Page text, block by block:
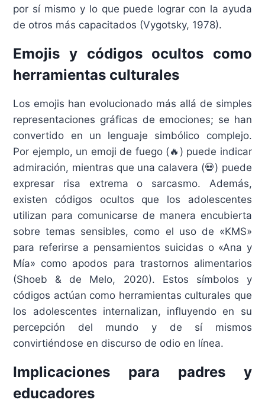
por sí mismo y lo que puede lograr con la ayuda
de otros más capacitados (Vygotsky, 1978).​
Emojis y códigos ocultos como
herramientas culturales
Los emojis han evolucionado más allá de simples
representaciones gráficas de emociones; se han
convertido en un lenguaje simbólico complejo.
Por ejemplo, un emoji de fuego (🔥) puede indicar
admiración, mientras que una calavera (💀) puede
expresar risa extrema o sarcasmo. Además,
existen códigos ocultos que los adolescentes
utilizan para comunicarse de manera encubierta
sobre temas sensibles, como el uso de «KMS»
para referirse a pensamientos suicidas o «Ana y
Mía» como apodos para trastornos alimentarios
(Shoeb & de Melo, 2020). Estos símbolos y
códigos actúan como herramientas culturales que
los adolescentes internalizan, influyendo en su
percepción del mundo y de sí mismos
convirtiéndose en discurso de odio en línea.​
Implicaciones para padres y
educadores